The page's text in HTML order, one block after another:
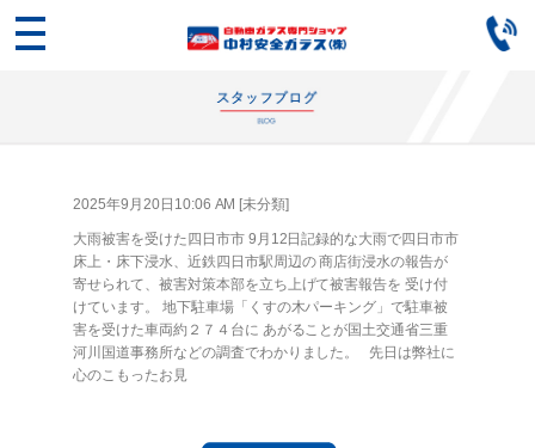
2025年9月20日10:06 AM [未分類]
大雨被害を受けた四日市市 9月12日記録的な大雨で四日市市
床上・床下浸水、近鉄四日市駅周辺の 商店街浸水の報告が
寄せられて、被害対策本部を立ち上げて被害報告を 受け付
けています。 地下駐車場「くすの木パーキング」で駐車被
害を受けた車両約２７４台に あがることが国土交通省三重
河川国道事務所などの調査でわかりました。 先日は弊社に
心のこもったお見